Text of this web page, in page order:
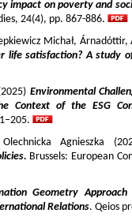
impact on poverty and
24(4), pp. 867-886.
Michał,
life satisfaction? A study
Environmental
Context of the ESG
Agnieszka
Brussels: European
Geometry
Relations. Qeios